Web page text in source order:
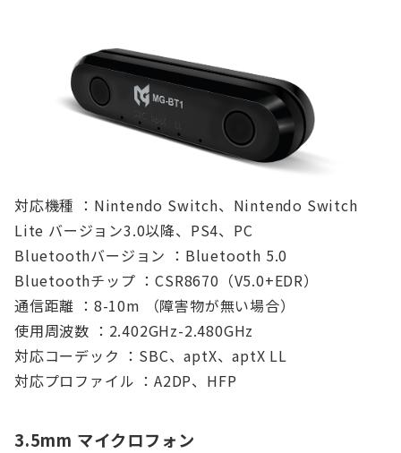
対応機種 ：Nintendo Switch、Nintendo Switch
Lite バージョン3.0以降、PS4、PC
Bluetoothバージョン ：Bluetooth 5.0
Bluetoothチップ ：CSR8670（V5.0+EDR）
通信距離 ：8-10m （障害物が無い場合）
使用周波数 ：2.402GHz-2.480GHz
対応コーデック ：SBC、aptX、aptX LL
対応プロファイル ：A2DP、HFP
3.5mm マイクロフォン